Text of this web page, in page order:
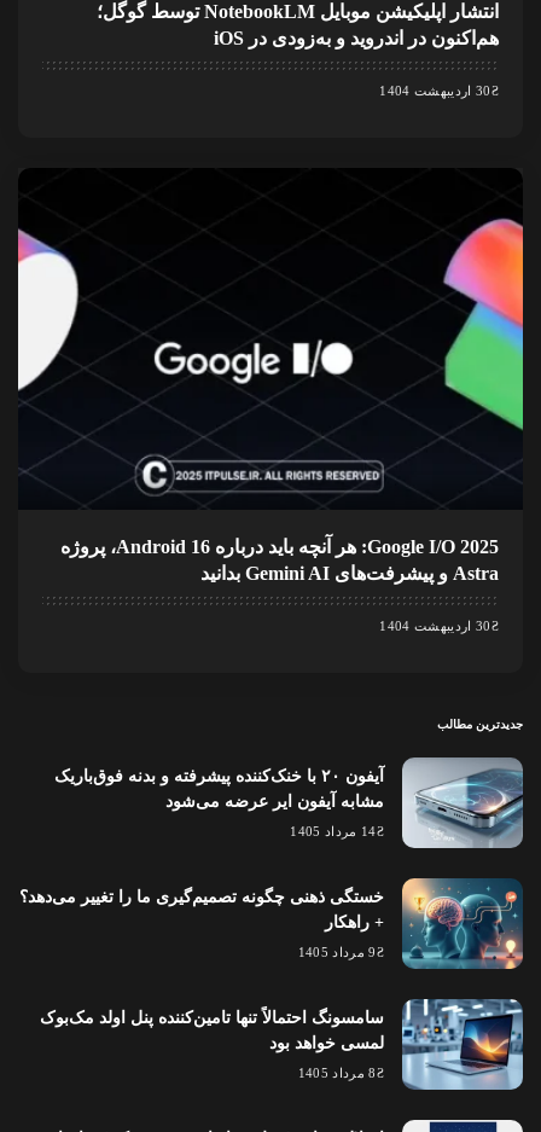
انتشار اپلیکیشن موبایل NotebookLM توسط گوگل؛
هم‌اکنون در اندروید و به‌زودی در iOS
30 اردیبهشت 1404
Google I/O 2025: هر آنچه باید درباره Android 16، پروژه
Astra و پیشرفت‌های Gemini AI بدانید
30 اردیبهشت 1404
جدیدترین مطالب
آیفون ۲۰ با خنک‌کننده پیشرفته و بدنه فوق‌باریک
مشابه آیفون ایر عرضه می‌شود
14 مرداد 1405
خستگی ذهنی چگونه تصمیم‌گیری ما را تغییر می‌دهد؟
+ راهکار
9 مرداد 1405
سامسونگ احتمالاً تنها تامین‌کننده پنل اولد مک‌بوک
لمسی خواهد بود
8 مرداد 1405